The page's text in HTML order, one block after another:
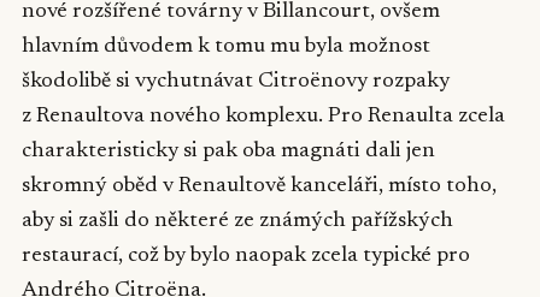
nové rozšířené továrny v Billancourt, ovšem
hlavním důvodem k tomu mu byla možnost
škodolibě si vychutnávat Citroënovy rozpaky
z Renaultova nového komplexu. Pro Renaulta zcela
charakteristicky si pak oba magnáti dali jen
skromný oběd v Renaultově kanceláři, místo toho,
aby si zašli do některé ze známých pařížských
restaurací, což by bylo naopak zcela typické pro
Andrého Citroëna.